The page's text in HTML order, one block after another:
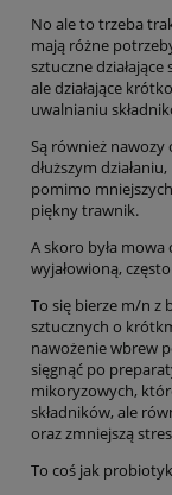
No ale to trzeba
mają różne
sztuczne
ale działające
uwalnianiu
Są również
dłuższym
pomimo
piękny trawnik.
A skoro była
wyjałowioną,
To się bierze m/n z
sztucznych o
nawożenie wbrew
sięgnąć po
mikoryzowych,
składników, ale
oraz zmniejszą
To coś jak